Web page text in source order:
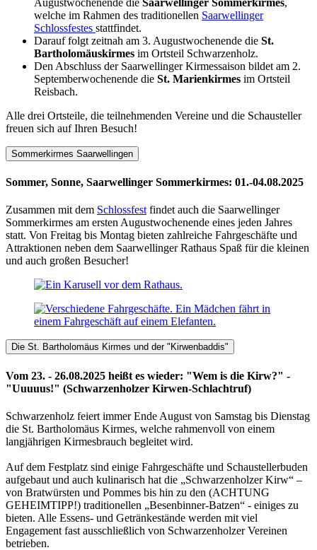
welche im Rahmen des traditionellen Saarwellinger
Schlossfestes stattfindet.
Darauf folgt zeitnah am 3. Augustwochenende die St.
Bartholomäuskirmes im Ortsteil Schwarzenholz.
Den Abschluss der Saarwellinger Kirmessaison bildet am 2.
Septemberwochenende die St. Marienkirmes im Ortsteil
Reisbach.
Alle drei Ortsteile, die teilnehmenden Vereine und die Schausteller
freuen sich auf Ihren Besuch!
Sommerkirmes Saarwellingen
Sommer, Sonne, Saarwellinger Sommerkirmes: 01.-04.08.2025
Zusammen mit dem Schlossfestfindet auch die Saarwellinger
Sommerkirmes am ersten Augustwochenende eines jeden Jahres
statt. Von Freitag bis Montag bieten zahlreiche Fahrgeschäfte und
Attraktionen neben dem Saarwellinger Rathaus Spaß für die kleinen
und auch großen Besucher!
Die St. Bartholomäus Kirmes und der "Kirwenbaddis"
Vom 23. - 26.08.2025 heißt es wieder: "Wem is die Kirw?" -
"Uuuuus!" (Schwarzenholzer Kirwen-Schlachtruf)
Schwarzenholz feiert immer Ende August von Samstag bis Dienstag
die St. Bartholomäus Kirmes, welche rahmenvoll von einem
langjährigen Kirmesbrauch begleitet wird.
Auf dem Festplatz sind einige Fahrgeschäfte und Schaustellerbuden
aufgebaut und auch kulinarisch hat die „Schwarzenholzer Kirw“ –
von Bratwürsten und Pommes bis hin zu den (ACHTUNG
GEHEIMTIPP!) traditionellen „Besenbinner-Batzen“ - einiges zu
bieten. Alle Essens- und Getränkestände werden mit viel
Engagement fast ausschließlich von Schwarzenholzer Vereinen
betrieben.